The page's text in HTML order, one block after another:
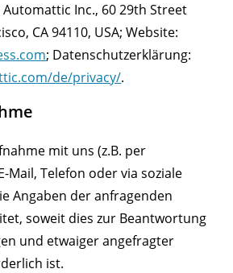
Inc., 60 29th Street
CA 94110, USA; Website:
; Datenschutzerklärung:
de/privacy/.
mit uns (z.B. per
Mail, Telefon oder via soziale
Angaben der anfragenden
soweit dies zur Beantwortung
und etwaiger angefragter
ist.